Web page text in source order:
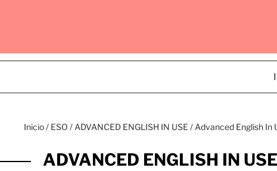
Inicio/ ESO / ADVANCED ENGLISH IN USE / Advanced English In
ADVANCED ENGLISH IN USE